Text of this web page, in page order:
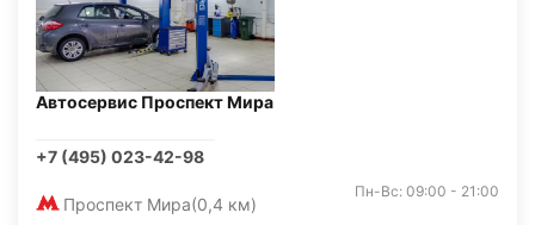
Автосервис Проспект Мира
+7 (495) 023-42-98
Проспект Мира(0,4 км)
Пн-Вс: 09:00 - 21:00